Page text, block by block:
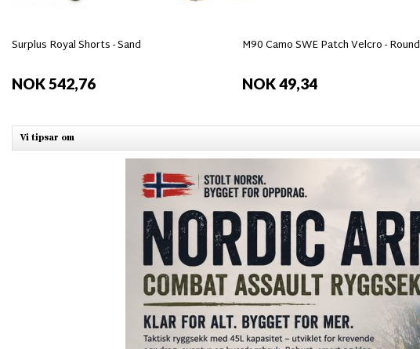
Surplus Royal Shorts - Sand
NOK 542,76
M90 Camo SWE Patch Velcro - Round
NOK 49,34
Vi tipsar om